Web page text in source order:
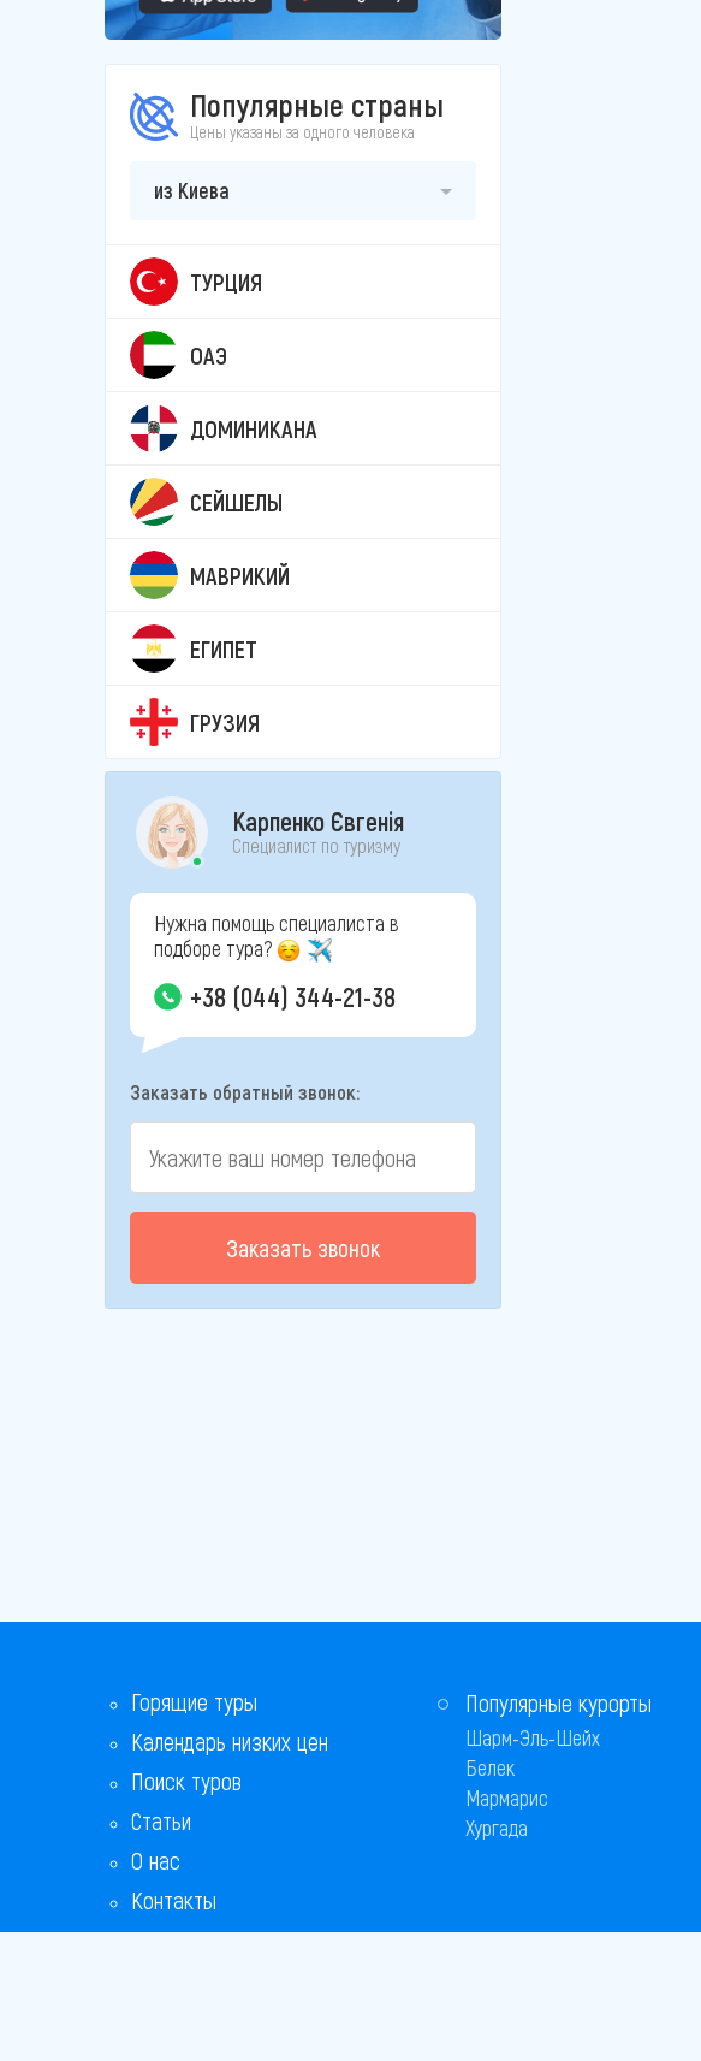
Популярные страны
Цены указаны за одного человека
из Киева
ТУРЦИЯ
ОАЭ
ДОМИНИКАНА
СЕЙШЕЛЫ
МАВРИКИЙ
ЕГИПЕТ
ГРУЗИЯ
Карпенко Євгенія
Специалист по туризму
Нужна помощь специалиста в
подборе тура?
+38 (044) 344-21-38
Заказать обратный звонок:
Заказать звонок
Горящие туры
Календарь низких цен
Поиск туров
Статьи
О нас
Контакты
Бонусная программа
Популярные курорты
Шарм-Эль-Шейх
Белек
Мармарис
Хургада